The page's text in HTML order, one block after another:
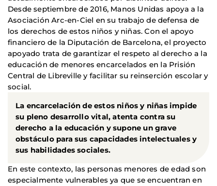
Desde septiembre de 2016, Manos Unidas apoya a la
Asociación Arc-en-Ciel en su trabajo de defensa de
los derechos de estos niños y niñas. Con el apoyo
financiero de la Diputación de Barcelona, el proyecto
apoyado trata de garantizar el respeto al derecho a la
educación de menores encarcelados en la Prisión
Central de Libreville y facilitar su reinserción escolar y
social.
La encarcelación de estos niños y niñas impide
su pleno desarrollo vital, atenta contra su
derecho a la educación y supone un grave
obstáculo para sus capacidades intelectuales y
sus habilidades sociales.
En este contexto, las personas menores de edad son
especialmente vulnerables ya que se encuentran en